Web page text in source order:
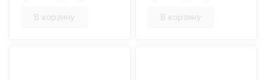
В корзину В корзину